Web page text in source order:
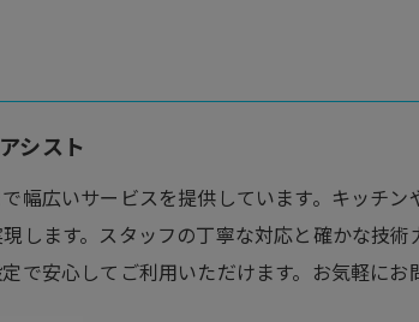
シスト
幅広いサービスを提供しています。キッチ
します。スタッフの丁寧な対応と確かな技
で安心してご利用いただけます。お気軽にお